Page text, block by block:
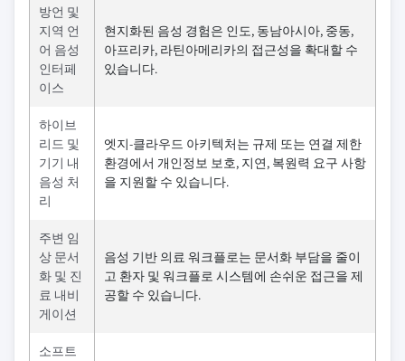
방언 및
지역 언
어 음성
인터페
이스
현지화된 음성 경험은 인도, 동남아시아, 중동,
아프리카, 라틴아메리카의 접근성을 확대할 수
있습니다.
하이브
리드 및
기기 내
음성 처
리
엣지-클라우드 아키텍처는 규제 또는 연결 제한
환경에서 개인정보 보호, 지연, 복원력 요구 사항
을 지원할 수 있습니다.
주변 임
상 문서
화 및 진
료 내비
게이션
음성 기반 의료 워크플로는 문서화 부담을 줄이
고 환자 및 워크플로 시스템에 손쉬운 접근을 제
공할 수 있습니다.
소프트